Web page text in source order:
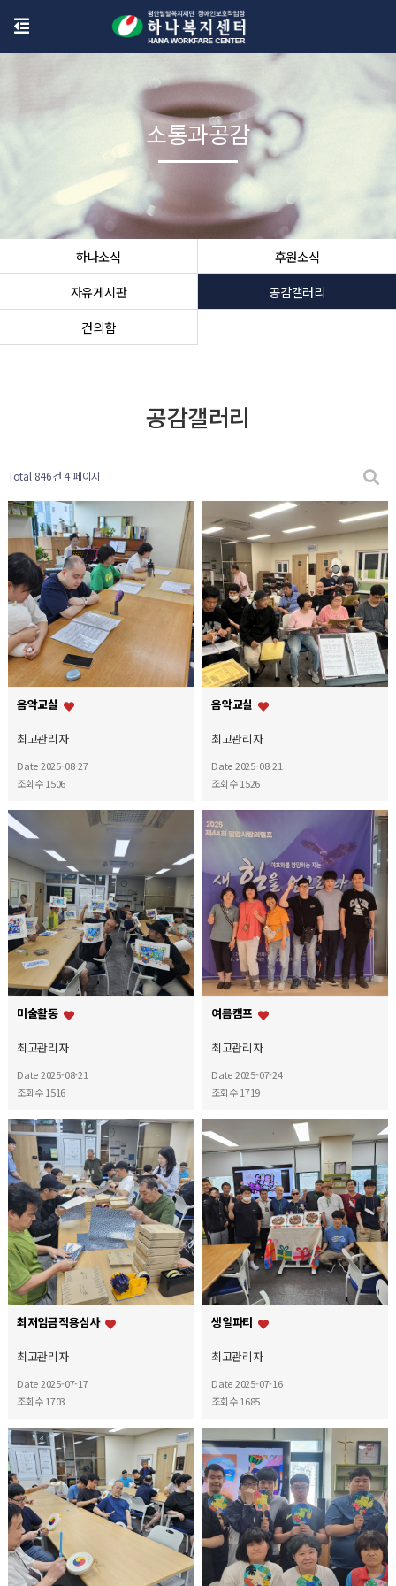
하나소식
후원소식
자유게시판
공감갤러리
건의함
소통과공감
공감갤러리
Total 846건 4 페이지
음악교실
최고관리자
Date 2025-08-27
조회수 1506
음악교실
최고관리자
Date 2025-08-21
조회수 1526
미술활동
최고관리자
Date 2025-08-21
조회수 1516
여름캠프
최고관리자
Date 2025-07-24
조회수 1719
최저임금적용심사
최고관리자
Date 2025-07-17
조회수 1703
생일파티
최고관리자
Date 2025-07-16
조회수 1685